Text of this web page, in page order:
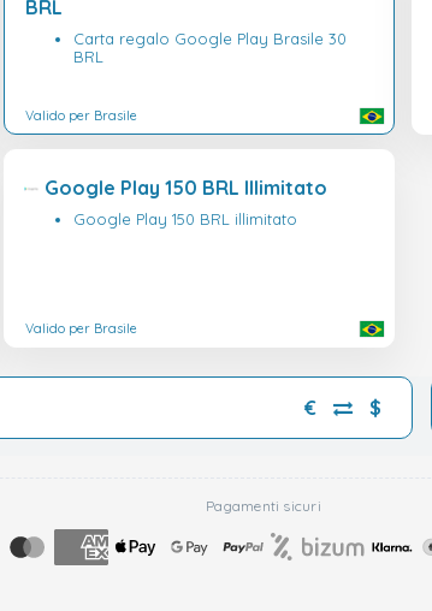
BRL
Carta regalo Google Play Brasile 30
BRL
Valido per Brasile
Google Play 150 BRL Illimitato
Google Play 150 BRL illimitato
Valido per Brasile
€ $
Pagamenti sicuri